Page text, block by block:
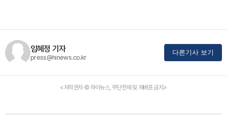
임혜정 기자
press@hinews.co.kr
다른기사 보기
<저작권자 © 하이뉴스, 무단전재 및 재배포 금지>